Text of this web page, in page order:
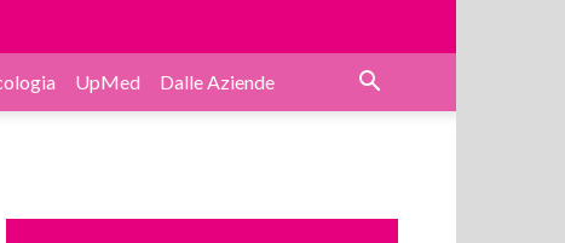
UpMed Dalle Aziende